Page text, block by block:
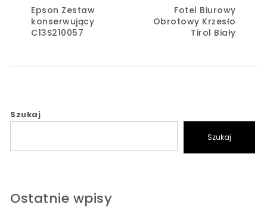
Epson Zestaw
konserwujący
C13S210057
Fotel Biurowy
Obrotowy Krzesło
Tirol Biały
Szukaj
Szukaj
Ostatnie wpisy